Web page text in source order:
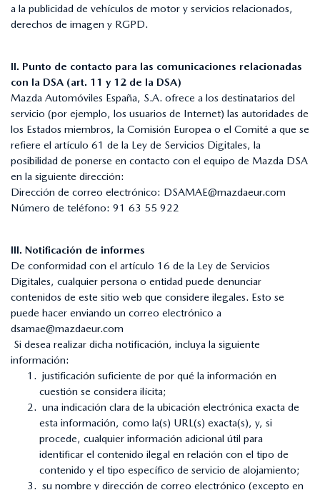
a la publicidad de vehículos de motor y servicios relacionados,
derechos de imagen y RGPD.
II. Punto de contacto para las comunicaciones relacionadas
con la DSA (art. 11 y 12 de la DSA)
Mazda Automóviles España, S.A. ofrece a los destinatarios del
servicio (por ejemplo, los usuarios de Internet) las autoridades de
los Estados miembros, la Comisión Europea o el Comité a que se
refiere el artículo 61 de la Ley de Servicios Digitales, la
posibilidad de ponerse en contacto con el equipo de Mazda DSA
en la siguiente dirección:
Dirección de correo electrónico: DSAMAE@mazdaeur.com
Número de teléfono: 91 63 55 922
III. Notificación de informes
De conformidad con el artículo 16 de la Ley de Servicios
Digitales, cualquier persona o entidad puede denunciar
contenidos de este sitio web que considere ilegales. Esto se
puede hacer enviando un correo electrónico a
dsamae@mazdaeur.com
Si desea realizar dicha notificación, incluya la siguiente
información:
justificación suficiente de por qué la información en
cuestión se considera ilícita;
una indicación clara de la ubicación electrónica exacta de
esta información, como la(s) URL(s) exacta(s), y, si
procede, cualquier información adicional útil para
identificar el contenido ilegal en relación con el tipo de
contenido y el tipo específico de servicio de alojamiento;
su nombre y dirección de correo electrónico (excepto en